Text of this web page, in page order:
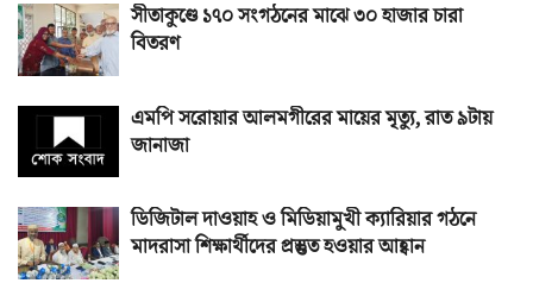
সীতাকুণ্ডে ১৭০ সংগঠনের মাঝে ৩০ হাজার চারা
বিতরণ
এমপি সরোয়ার আলমগীরের মায়ের মৃত্যু, রাত ৯টায়
জানাজা
ডিজিটাল দাওয়াহ ও মিডিয়ামুখী ক্যারিয়ার গঠনে
মাদরাসা শিক্ষার্থীদের প্রস্তুত হওয়ার আহ্বান